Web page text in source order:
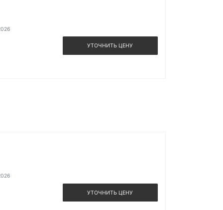
УТОЧНИТЬ ЦЕНУ
УТОЧНИТЬ ЦЕНУ